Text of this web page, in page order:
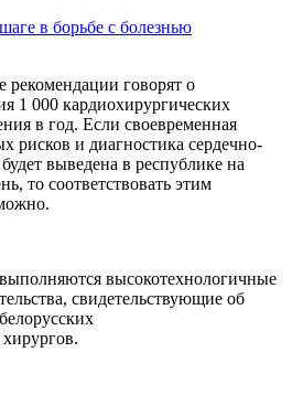
в борьбе с болезнью
рекомендации говорят о
1 000 кардиохирургических
в год. Если своевременная
рисков и диагностика сердечно-
выведена в республике на
то соответствовать этим
высокотехнологичные
свидетельствующие об